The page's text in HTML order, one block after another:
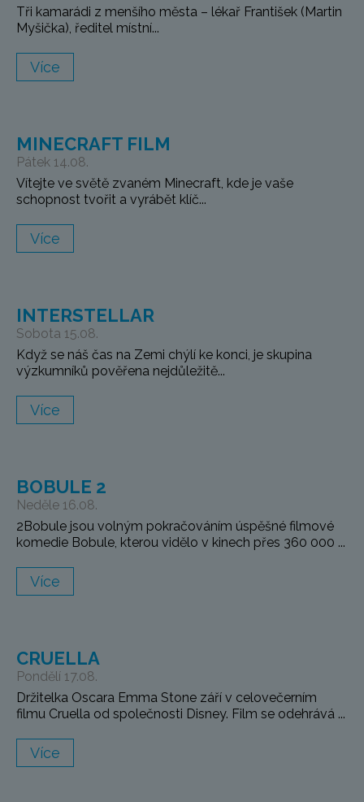
Tři kamarádi z menšího města – lékař František (Martin
Myšička), ředitel místní...
Více
MINECRAFT FILM
Pátek 14.08.
Vítejte ve světě zvaném Minecraft, kde je vaše
schopnost tvořit a vyrábět klíč...
Více
INTERSTELLAR
Sobota 15.08.
Když se náš čas na Zemi chýlí ke konci, je skupina
výzkumníků pověřena nejdůležitě...
Více
BOBULE 2
Neděle 16.08.
2Bobule jsou volným pokračováním úspěšné filmové
komedie Bobule, kterou vidělo v kinech přes 360 000 ...
Více
CRUELLA
Pondělí 17.08.
Držitelka Oscara Emma Stone září v celovečerním
filmu Cruella od společnosti Disney. Film se odehrává ...
Více